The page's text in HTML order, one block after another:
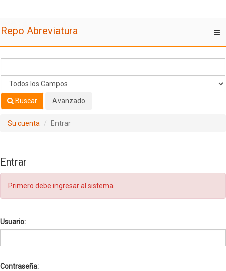
Repo Abreviatura
Buscar Avanzado
Su cuenta Entrar
Entrar
Primero debe ingresar al sistema
Usuario:
Contraseña: